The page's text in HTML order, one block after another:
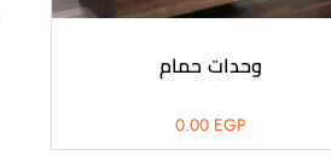
وحدات حمام
0.00 EGP